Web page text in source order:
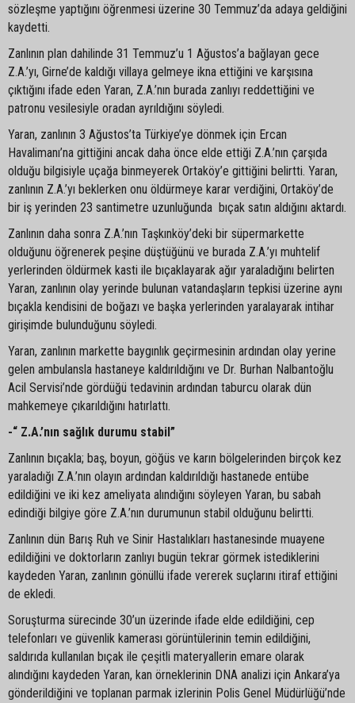
sözleşme yaptığını öğrenmesi üzerine 30 Temmuz’da adaya geldiğini
kaydetti.
Zanlının plan dahilinde 31 Temmuz’u 1 Ağustos’a bağlayan gece
Z.A.’yı, Girne’de kaldığı villaya gelmeye ikna ettiğini ve karşısına
çıktığını ifade eden Yaran, Z.A.’nın burada zanlıyı reddettiğini ve
patronu vesilesiyle oradan ayrıldığını söyledi.
Yaran, zanlının 3 Ağustos’ta Türkiye’ye dönmek için Ercan
Havalimanı’na gittiğini ancak daha önce elde ettiği Z.A.’nın çarşıda
olduğu bilgisiyle uçağa binmeyerek Ortaköy’e gittiğini belirtti. Yaran,
zanlının Z.A.’yı beklerken onu öldürmeye karar verdiğini, Ortaköy’de
bir iş yerinden 23 santimetre uzunluğunda bıçak satın aldığını aktardı.
Zanlının daha sonra Z.A.’nın Taşkınköy’deki bir süpermarkette
olduğunu öğrenerek peşine düştüğünü ve burada Z.A.’yı muhtelif
yerlerinden öldürmek kasti ile bıçaklayarak ağır yaraladığını belirten
Yaran, zanlının olay yerinde bulunan vatandaşların tepkisi üzerine aynı
bıçakla kendisini de boğazı ve başka yerlerinden yaralayarak intihar
girişimde bulunduğunu söyledi.
Yaran, zanlının markette baygınlık geçirmesinin ardından olay yerine
gelen ambulansla hastaneye kaldırıldığını ve Dr. Burhan Nalbantoğlu
Acil Servisi’nde gördüğü tedavinin ardından taburcu olarak dün
mahkemeye çıkarıldığını hatırlattı.
-“ Z.A.’nın sağlık durumu stabil”
Zanlının bıçakla; baş, boyun, göğüs ve karın bölgelerinden birçok kez
yaraladığı Z.A.’nın olayın ardından kaldırıldığı hastanede entübe
edildiğini ve iki kez ameliyata alındığını söyleyen Yaran, bu sabah
edindiği bilgiye göre Z.A.’nın durumunun stabil olduğunu belirtti.
Zanlının dün Barış Ruh ve Sinir Hastalıkları hastanesinde muayene
edildiğini ve doktorların zanlıyı bugün tekrar görmek istediklerini
kaydeden Yaran, zanlının gönüllü ifade vererek suçlarını itiraf ettiğini
de ekledi.
Soruşturma sürecinde 30’un üzerinde ifade elde edildiğini, cep
telefonları ve güvenlik kamerası görüntülerinin temin edildiğini,
saldırıda kullanılan bıçak ile çeşitli materyallerin emare olarak
alındığını kaydeden Yaran, kan örneklerinin DNA analizi için Ankara’ya
gönderildiğini ve toplanan parmak izlerinin Polis Genel Müdürlüğü’nde